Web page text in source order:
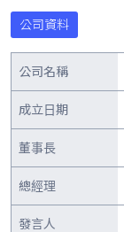
公司資料
公司名稱
成立日期
董事長
總經理
發言人